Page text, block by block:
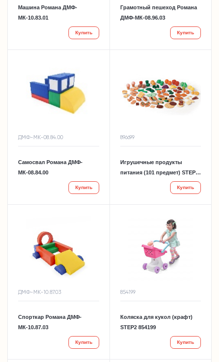
Машина Романа ДМФ-
МК-10.83.01
Купить
Грамотный пешеход Романа
ДМФ-МК-08.96.03
Купить
ДМФ-МК-08.84.00
Самосвал Романа ДМФ-
МК-08.84.00
Купить
896699
Игрушечные продукты
питания (101 предмет) STEP2
Купить
ДМФ-МК-10.87.03
Спорткар Романа ДМФ-
МК-10.87.03
Купить
854199
Коляска для кукол (крафт)
STEP2 854199
Купить